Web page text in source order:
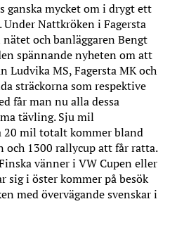
ganska mycket om i drygt ett
Nattkröken i Fagersta
och banläggaren Bengt
spännande nyheten om att
Ludvika MS, Fagersta MK och
sträckorna som respektive
får man nu alla dessa
tävling. Sju mil
20 mil totalt kommer bland
och 1300 rallycup att får ratta.
vänner i VW Cupen eller
sig i öster kommer på besök
med övervägande svenskar i